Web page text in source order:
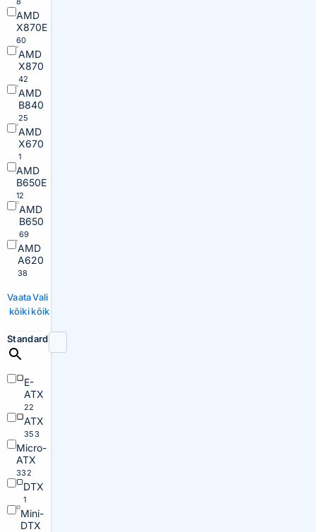
AMD
X870E
60
AMD
X870
42
AMD
B840
25
AMD
X670
1
AMD
B650E
12
AMD
B650
69
AMD
A620
38
Vaata
kõiki
Vali
kõik
Standard
E-
ATX
22
ATX
353
Micro-
ATX
332
DTX
1
Mini-
DTX